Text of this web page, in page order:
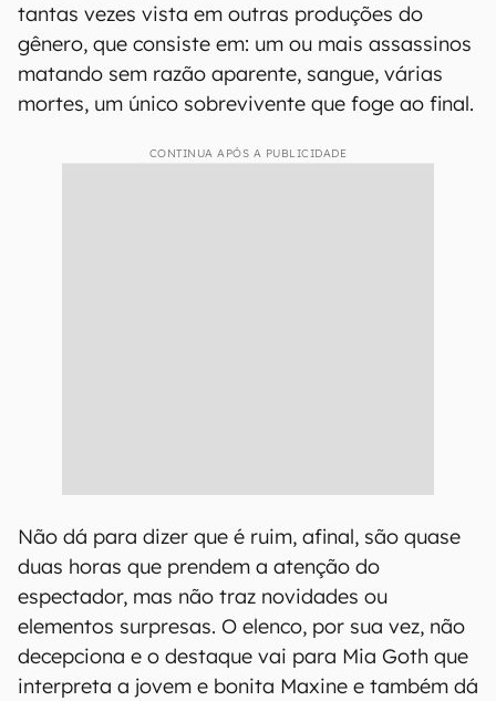
tantas vezes vista em outras produções do
gênero, que consiste em: um ou mais assassinos
matando sem razão aparente, sangue, várias
mortes, um único sobrevivente que foge ao final.
CONTINUA APÓS A PUBLICIDADE
Não dá para dizer que é ruim, afinal, são quase
duas horas que prendem a atenção do
espectador, mas não traz novidades ou
elementos surpresas. O elenco, por sua vez, não
decepciona e o destaque vai para Mia Goth que
interpreta a jovem e bonita Maxine e também dá